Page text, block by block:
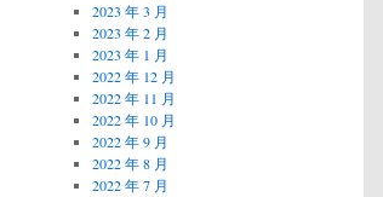
2023 年 3 月
2023 年 2 月
2023 年 1 月
2022 年 12 月
2022 年 11 月
2022 年 10 月
2022 年 9 月
2022 年 8 月
2022 年 7 月